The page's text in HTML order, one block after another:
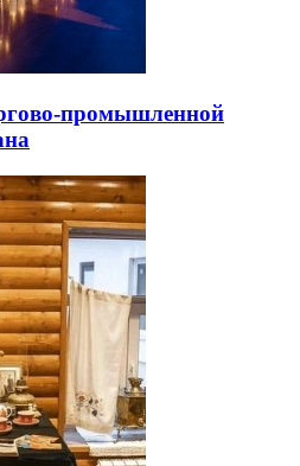
промышленной